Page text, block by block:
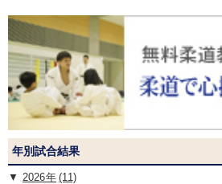
年別試合結果
2026
(11)